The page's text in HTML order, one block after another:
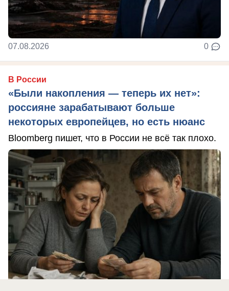
07.08.2026 0
В России
«Были накопления — теперь их нет»:
россияне зарабатывают больше
некоторых европейцев, но есть нюанс
Bloomberg пишет, что в России не всё так плохо.